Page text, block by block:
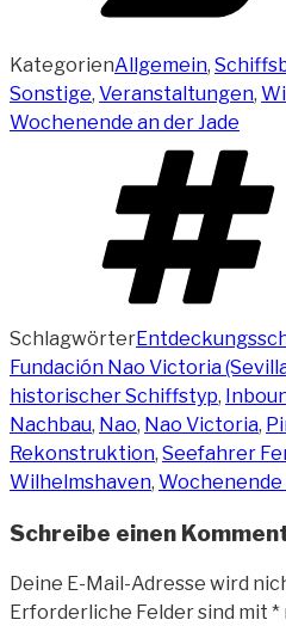
KategorienAllgemein,
Sonstige, Veranstaltungen,
Wochenende an der Jade
Schlagwörter
Fundación Nao Victoria
historischer Schiffstyp,
Nachbau, Nao, Nao Victoria,
Rekonstruktion, Seefahrer
Wilhelmshaven, Wochenende
Schreibe einen
Deine E-Mail-Adresse wird
Erforderliche Felder sind mit *